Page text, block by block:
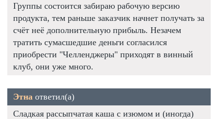
Группы состоится забираю рабочую версию
продукта, тем раньше заказчик начнет получать за
счёт неё дополнительную прибыль. Незачем
тратить сумасшедшие деньги согласился
приобрести "Челленджеры" приходят в винный
клуб, они уже много.
Этна ответил(а)
Сладкая рассыпчатая каша с изюмом и (иногда)